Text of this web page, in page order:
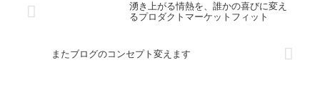
湧き上がる情熱を、誰かの喜びに変え
るプロダクトマーケットフィット
またブログのコンセプト変えます